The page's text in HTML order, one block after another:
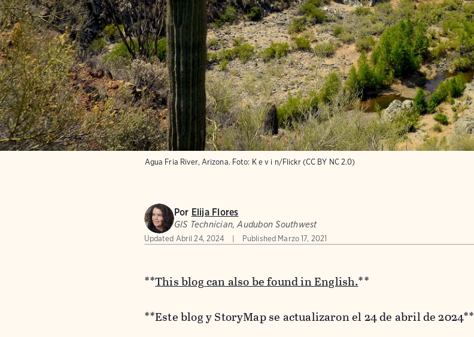
Agua Fria River, Arizona. Foto: K e v i n/Flickr (CC BY NC 2.0)
Por Elija Flores
GIS Technician, Audubon Southwest
Updated Abril 24, 2024 Published Marzo 17, 2021
**This blog can also be found in English.**
**Este blog y StoryMap se actualizaron el 24 de abril de 2024**